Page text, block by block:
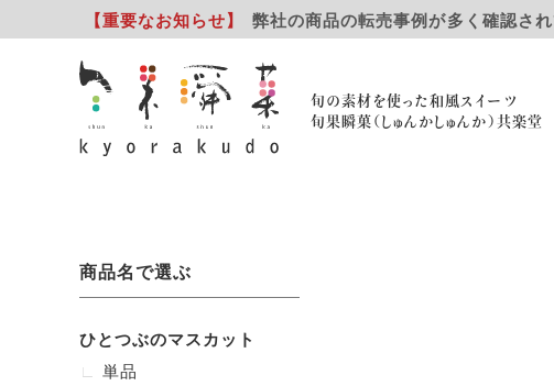
【重要なお知らせ】 弊社の商品の転売事例が多く確認さ
旬の素材を使った和風スイーツ
旬果瞬菓（しゅんかしゅんか）共楽堂
商品名で選ぶ
ひとつぶのマスカット
単品